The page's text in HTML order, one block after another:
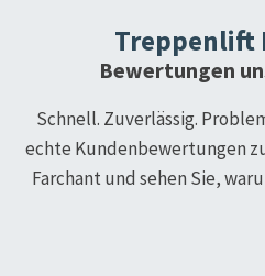
Treppenlift
Bewertungen
Schnell. Zuverlässig.
echte Kundenbewertungen
Farchantund sehen Sie,